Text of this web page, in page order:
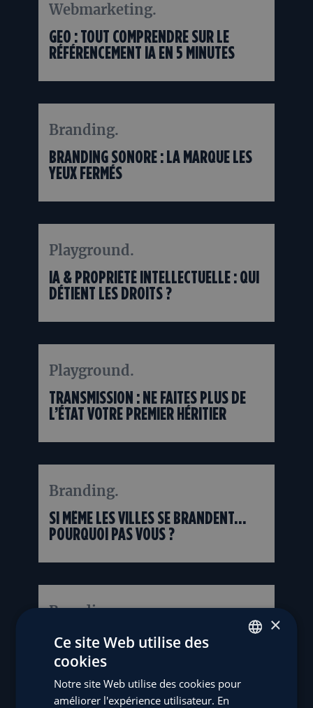
20/07
2026
Webmarketing.
GEO : TOUT COMPRENDRE SUR LE
RÉFÉRENCEMENT IA EN 5 MINUTES
02/07
2026
Branding.
BRANDING SONORE : LA MARQUE LES
YEUX FERMÉS
10/06
2026
Playground.
IA & PROPRIÉTÉ INTELLECTUELLE : QUI
DÉTIENT LES DROITS ?
29/05
2026
Playground.
TRANSMISSION : NE FAITES PLUS DE
L’ÉTAT VOTRE PREMIER HÉRITIER
07/08
2025
Branding.
SI MÊME LES VILLES SE BRANDENT…
POURQUOI PAS VOUS ?
Branding.
FERMEZ LES YEUX, VOTRE MARQUE
PARLE ENCORE : L'IMPACT DU
MARKETING SENSORIEL
ENGLISH
×
Ce site Web utilise des
cookies
Notre site Web utilise des cookies pour
améliorer l'expérience utilisateur. En